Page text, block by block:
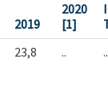
2019
2020
[1]
23,8 .. ..